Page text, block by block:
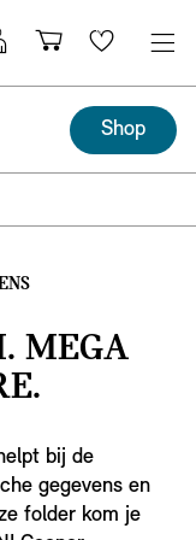
Wishlist
Shop
MEGA
bij de
gegevens en
folder kom je